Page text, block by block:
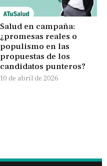
Salud en campaña:
¿promesas reales o
populismo en las
propuestas de los
candidatos punteros?
10 de abril de 2026